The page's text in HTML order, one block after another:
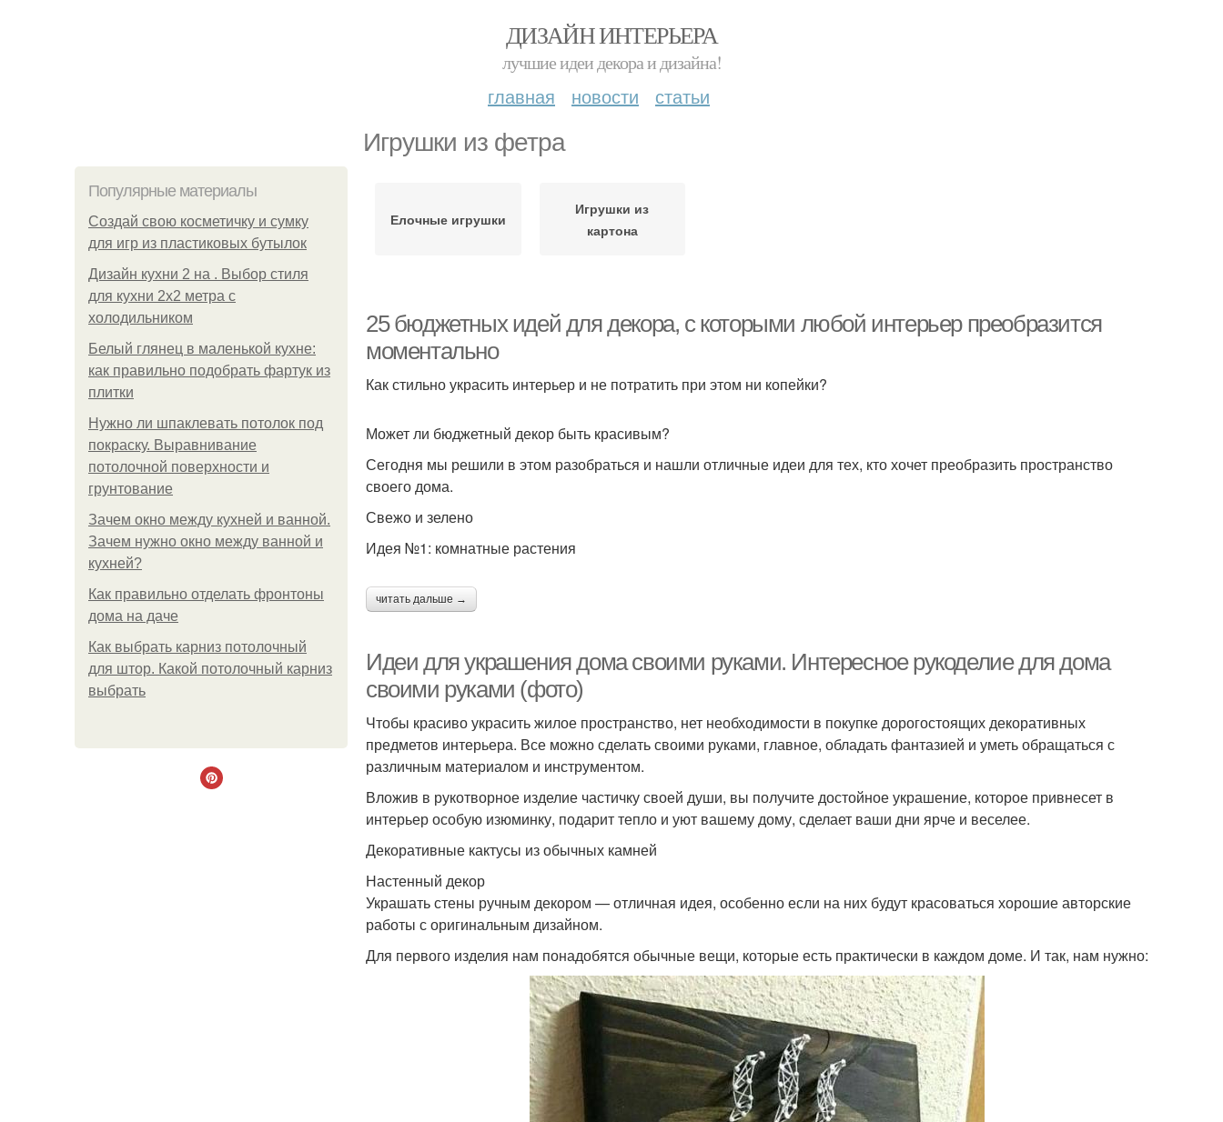
ДИЗАЙН ИНТЕРЬЕРА
лучшие идеи декора и дизайна!
главная новости статьи
Игрушки из фетра
Популярные материалы
Создай свою косметичку и сумку
для игр из пластиковых бутылок
Дизайн кухни 2 на . Выбор стиля
для кухни 2х2 метра с
холодильником
Белый глянец в маленькой кухне:
как правильно подобрать фартук из
плитки
Нужно ли шпаклевать потолок под
покраску. Выравнивание
потолочной поверхности и
грунтование
Зачем окно между кухней и ванной.
Зачем нужно окно между ванной и
кухней?
Как правильно отделать фронтоны
дома на даче
Как выбрать карниз потолочный
для штор. Какой потолочный карниз
выбрать
Елочные игрушки
Игрушки из
картона
25 бюджетных идей для декора, с которыми любой интерьер преобразится
моментально
Как стильно украсить интерьер и не потратить при этом ни копейки?
Может ли бюджетный декор быть красивым?
Сегодня мы решили в этом разобраться и нашли отличные идеи для тех, кто хочет преобразить пространство
своего дома.
Свежо и зелено
Идея №1: комнатные растения
читать дальше →
Идеи для украшения дома своими руками. Интересное рукоделие для дома
своими руками (фото)
Чтобы красиво украсить жилое пространство, нет необходимости в покупке дорогостоящих декоративных
предметов интерьера. Все можно сделать своими руками, главное, обладать фантазией и уметь обращаться с
различным материалом и инструментом.
Вложив в рукотворное изделие частичку своей души, вы получите достойное украшение, которое привнесет в
интерьер особую изюминку, подарит тепло и уют вашему дому, сделает ваши дни ярче и веселее.
Декоративные кактусы из обычных камней
Настенный декор
Украшать стены ручным декором — отличная идея, особенно если на них будут красоваться хорошие авторские
работы с оригинальным дизайном.
Для первого изделия нам понадобятся обычные вещи, которые есть практически в каждом доме. И так, нам нужно: